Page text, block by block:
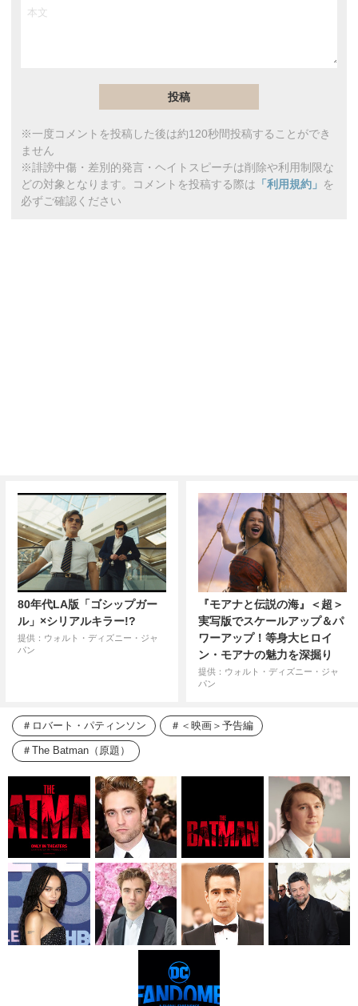
※一度コメントを投稿した後は約120秒間投稿することができ
ません
※誹謗中傷・差別的発言・ヘイトスピーチは削除や利用制限な
どの対象となります。コメントを投稿する際は 「利用規約」 を
必ずご確認ください
80年代LA版「ゴシップガー
ル」×シリアルキラー!?
提供：ウォルト・ディズニー・ジャ
パン
『モアナと伝説の海』＜超＞
実写版でスケールアップ＆パ
ワーアップ！等身大ヒロイ
ン・モアナの魅力を深掘り
提供：ウォルト・ディズニー・ジャ
パン
ロバート・パティンソン ＜映画＞予告編
The Batman（原題）